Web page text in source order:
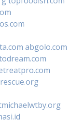
abgolo.com